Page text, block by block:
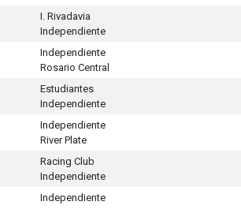
I. Rivadavia
Independiente
Independiente
Rosario Central
Estudiantes
Independiente
Independiente
River Plate
Racing Club
Independiente
Independiente